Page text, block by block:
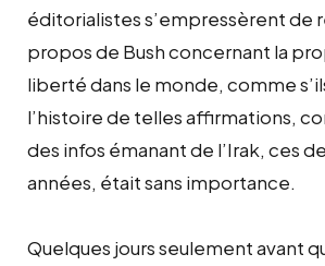
éditorialistes s’empressèrent de
propos de Bush concernant la
liberté dans le monde, comme
l’histoire de telles affirmations,
des infos émanant de l’Irak, ces
années, était sans importance.
Quelques jours seulement avant